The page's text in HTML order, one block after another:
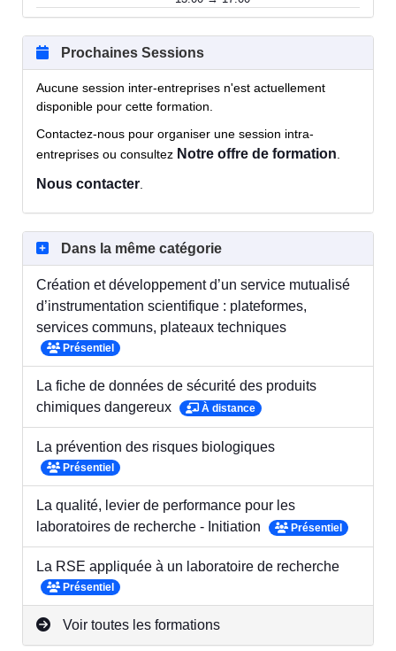
Prochaines Sessions
Aucune session inter-entreprises n'est actuellement
disponible pour cette formation.
Contactez-nous pour organiser une session intra-
entreprises ou consultez Notre offre de formation
Nous contacter
Dans la même catégorie
Création et développement d’un service mutualisé
d’instrumentation scientifique : plateformes,
services communs, plateaux techniques
Présentiel
La fiche de données de sécurité des produits
chimiques dangereux
À distance
La prévention des risques biologiques
Présentiel
La qualité, levier de performance pour les
laboratoires de recherche - Initiation
Présentiel
La RSE appliquée à un laboratoire de recherche
Présentiel
Voir toutes les formations